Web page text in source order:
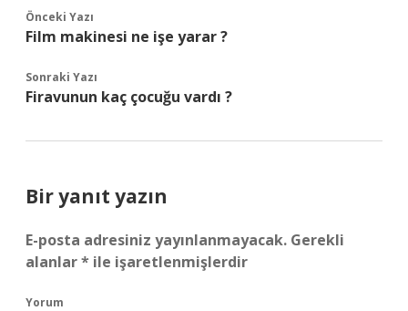
Önceki Yazı
Film makinesi ne işe yarar ?
Sonraki Yazı
Firavunun kaç çocuğu vardı ?
Bir yanıt yazın
E-posta adresiniz yayınlanmayacak. Gerekli
alanlar* ile işaretlenmişlerdir
Yorum